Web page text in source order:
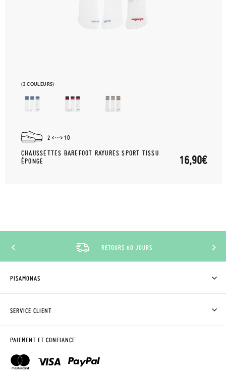
(3 COULEURS)
2 10
CHAUSSETTES BAREFOOT RAYURES SPORT TISSU
ÉPONGE
16,90€
RETOURS 60 JOURS
PISAMONAS
CLUB PISAMONAS
BLOG & NEWS
AVIS LÉGAL, CONFIDENCIALITÉ ET COOKIES
SERVICE CLIENT
DEMANDER RETOUR
CONTACT
HORAIRES
PAIEMENT ET CONFIANCE